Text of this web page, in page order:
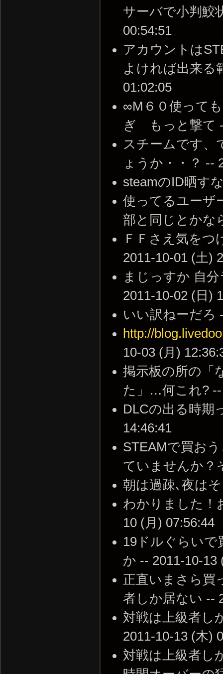
サーバで小判
00:54:51
アカウントは
よければ出来る
01:02:05
∞M６０使って
ぎ もっと撃て
スチームです、
ょうか・・？ --
steamのID晒す
使ってるユーザ
部と同じとかな
ＦＦさえ気を
2011-10-01 (土)
まじっすか 自
2011-10-02 (日)
いい訳ねーだろ
http://
10-03 (月)
掲示板の所の「
た」…何これ? --
DLCの出る時期
14:46:41
STEAMで買お
ていませんか？
朝は過疎､夜は
わかりました！
10 (月) 07:56:44
19ドルぐらい
か -- 2011-10-13
正直いまさら買
者しか居ない --
対戦は上級者し
2011-10-13 (木)
対戦は上級者し